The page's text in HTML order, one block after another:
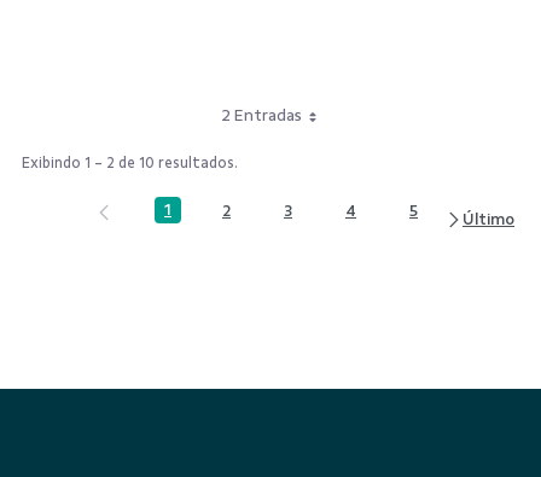
2 Entradas
Exibindo 1 - 2 de 10 resultados.
Página
1 Página
2 Página
3 Página
4 Página
5